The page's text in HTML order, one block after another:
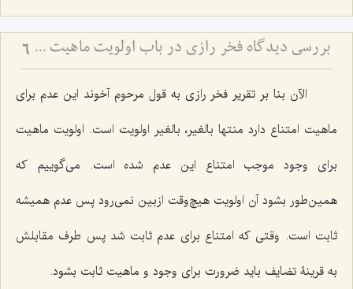
بررسی دیدگاه فخر رازی در باب اولویت ماهیت - تحلیل نسبت میان اولویت وجود و امتناع عدم در فلسفه 6
الآن بنا بر تقریر فخر رازی به قول مرحوم آخوند این عدم برای
ماهیت امتناع دارد منتها بالغیر، بالغیر اولویت است. اولویت ماهیت
برای وجود موجب امتناع این عدم شده است. می‌گوییم که
همین‌طور بشود آن اولویت هیچ‌وقت ازبین نمی‌رود پس عدم همیشه
ثابت است. وقتی که امتناع برای عدم ثابت شد پس طرف مقابلش
به قرینۀ تضایف باید ضرورت برای وجود و ماهیت ثابت بشود.